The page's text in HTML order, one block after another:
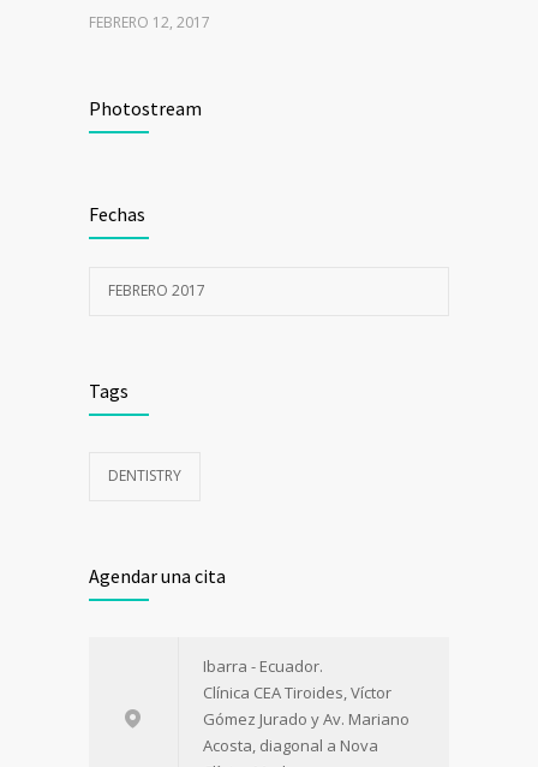
FEBRERO 12, 2017
Photostream
Fechas
FEBRERO 2017
Tags
DENTISTRY
Agendar una cita
Ibarra - Ecuador.
Clínica CEA Tiroides, Víctor
Gómez Jurado y Av. Mariano
Acosta, diagonal a Nova